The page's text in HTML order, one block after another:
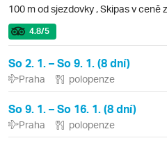
100 m od sjezdovky ,Skipas v ceně
4.8/5
So 2. 1. – So 9. 1. (8 dní)
Praha polopenze
So 9. 1. – So 16. 1. (8 dní)
Praha polopenze